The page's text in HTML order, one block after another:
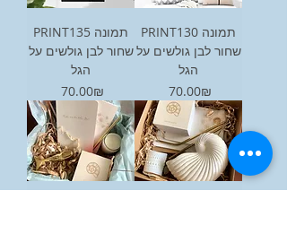
PRINT135 תמונה
שחור לבן גולשים על
הגל
Price ‏70.00 ‏₪
PRINT130 תמונה
שחור לבן גולשים על
הגל
Price ‏70.00 ‏₪